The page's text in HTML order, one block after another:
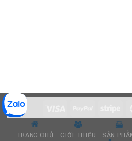
TRANG CHỦ GIỚI THIỆU SẢN